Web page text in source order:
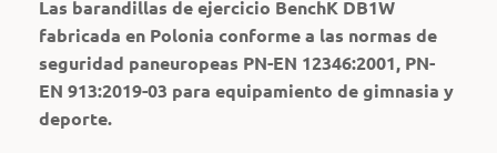
Las barandillas de ejercicio BenchK DB1W
fabricada en Polonia conforme a las normas de
seguridad paneuropeas PN-EN 12346:2001, PN-
EN 913:2019-03 para equipamiento de gimnasia y
deporte.